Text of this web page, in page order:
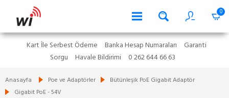
0
Kart İle Serbest Ödeme Banka Hesap Numaraları
Garanti
Sorgu
Havale Bildirimi 0 262 644 66 63
Anasayfa Poe ve Adaptörler
Bütünleşik PoE Gigabit Adaptör
Gigabit PoE - 54V